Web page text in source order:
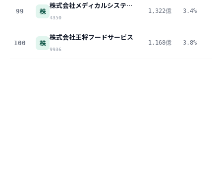
99 株
株式会社メディカルシステムネットワーク
4350
1,322億 3.4%
100 株
株式会社王将フードサービス
9936
1,168億 3.8%